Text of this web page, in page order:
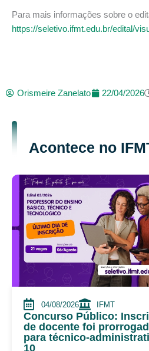
Para mais informações sobre o
https://seletivo.ifmt.edu.br/edital/
Orismeire Zanelato 22/04/2026
Acontece no
04/08/2026 IFMT
Concurso Público:
de docente foi
para técnico-
10